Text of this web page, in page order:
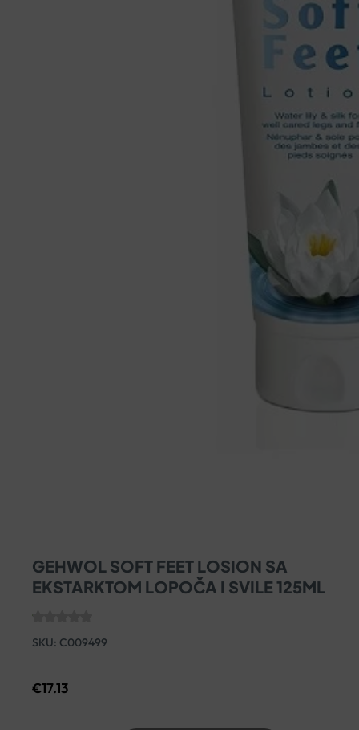
GEHWOL SOFT FEET LOSION SA
EKSTARKTOM LOPOČA I SVILE 125ML
SKU: C009499
€17.13